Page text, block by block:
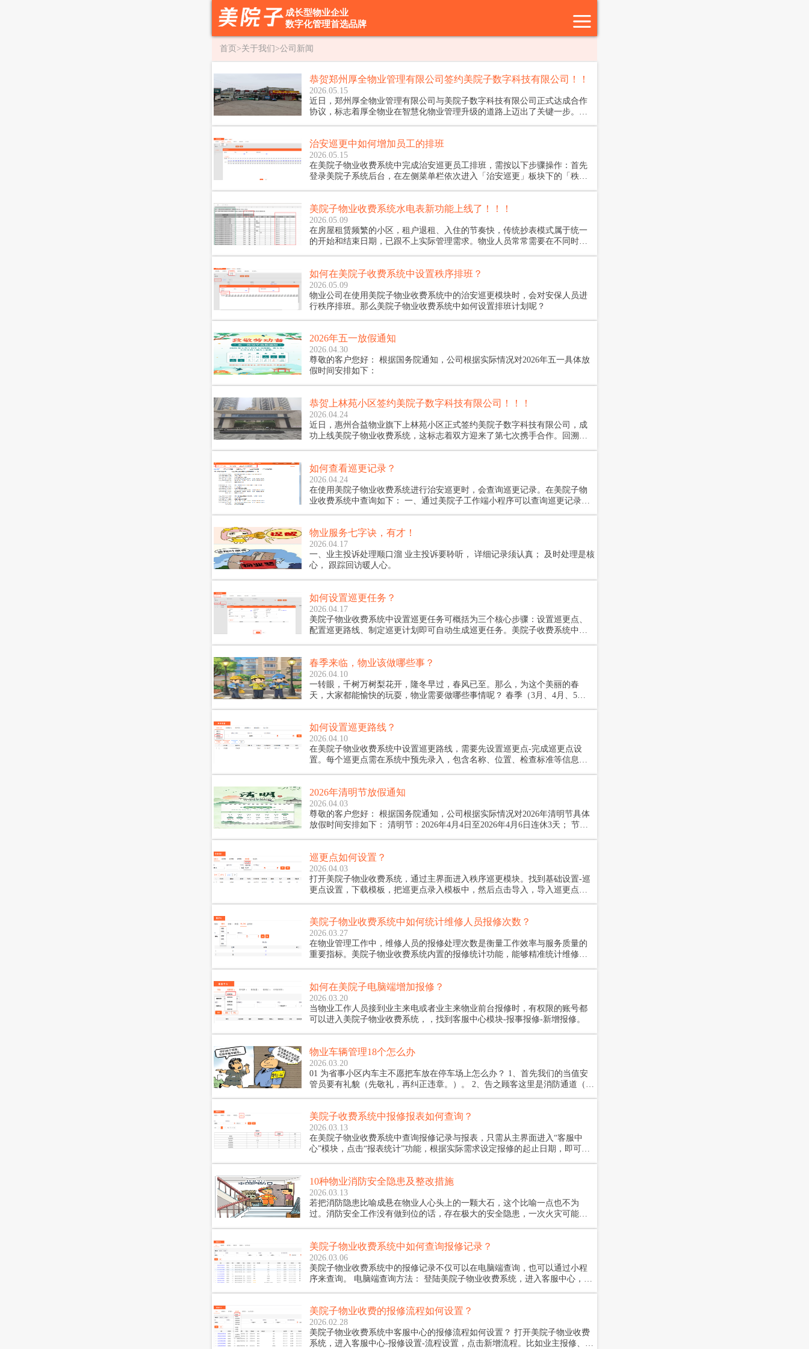
成长型物业企业
数字化管理首选品牌
首页 >关于我们 >公司新闻
恭贺郑州厚全物业管理有限公司签约美院子数字科技有限公司！！
2026.05.15
近日，郑州厚全物业管理有限公司与美院子数字科技有限公司正式达成合作
协议，标志着厚全物业在智慧化物业管理升级的道路上迈出了关键一步。此
治安巡更中如何增加员工的排班
2026.05.15
在美院子物业收费系统中完成治安巡更员工排班，需按以下步骤操作：首先
登录美院子系统后台，在左侧菜单栏依次进入「治安巡更」板块下的「秩序
可勾选「复制历史排班」选项快速生成基础排班表，无需从零开始设置。
美院子物业收费系统水电表新功能上线了！！！
2026.05.09
在房屋租赁频繁的小区，租户退租、入住的节奏快，传统抄表模式属于统一
的开始和结束日期，已跟不上实际管理需求。物业人员常常需要在不同时间
一痛点，美院子物业收费系统全新上线灵活抄表功能，打破固定日期限制，
让高频租赁场景下的水电抄表更高效。
如何在美院子收费系统中设置秩序排班？
2026.05.09
物业公司在使用美院子物业收费系统中的治安巡更模块时，会对安保人员进
行秩序排班。那么美院子物业收费系统中如何设置排班计划呢？
2026年五一放假通知
2026.04.30
尊敬的客户您好： 根据国务院通知，公司根据实际情况对2026年五一具体放
假时间安排如下：
恭贺上林苑小区签约美院子数字科技有限公司！！！
2026.04.24
近日，惠州合益物业旗下上林苑小区正式签约美院子数字科技有限公司，成
功上线美院子物业收费系统，这标志着双方迎来了第七次携手合作。回溯过
物业收费系统，这份长期稳定的合作，是合益物业对美院子专业能力与服务
品质的高度认可与信任，更是双方携手共进、互利共赢的有力见证。
如何查看巡更记录？
2026.04.24
在使用美院子物业收费系统进行治安巡更时，会查询巡更记录。在美院子物
业收费系统中查询如下： 一、通过美院子工作端小程序可以查询巡更记录，
物业服务七字诀，有才！
2026.04.17
一、业主投诉处理顺口溜 业主投诉要聆听， 详细记录须认真； 及时处理是核
心， 跟踪回访暖人心。
如何设置巡更任务？
2026.04.17
‌美院子物业收费系统中设置巡更任务可概括为三个核心步骤：设置巡更点、
配置巡更路线、制定巡更计划即可自动生成巡更任务‌。美院子收费系统中设
春季来临，物业该做哪些事？
2026.04.10
一转眼，千树万树梨花开，隆冬早过，春风已至。那么，为这个美丽的春
天，大家都能愉快的玩耍，物业需要做哪些事情呢？ 春季（3月、4月、5
如何设置巡更路线？
2026.04.10
‌在美院子物业收费系统中设置巡更路线，需要先设置巡更点-完成巡更点设
置。‌每个巡更点需在系统中预先录入，包含名称、位置、检查标准等信息，
2026年清明节放假通知
2026.04.03
尊敬的客户您好： 根据国务院通知，公司根据实际情况对2026年清明节具体
放假时间安排如下： 清明节：2026年4月4日至2026年4月6日连休3天； 节假
巡更点如何设置？
2026.04.03
打开美院子物业收费系统，通过主界面进入秩序巡更模块。找到基础设置-巡
更点设置，下载模板，把巡更点录入模板中，然后点击导入，导入巡更点，
美院子物业收费系统中如何统计维修人员报修次数？
2026.03.27
在物业管理工作中，维修人员的报修处理次数是衡量工作效率与服务质量的
重要指标。美院子物业收费系统内置的报修统计功能，能够精准统计维修人
如何在美院子电脑端增加报修？
2026.03.20
当物业工作人员接到业主来电或者业主来物业前台报修时，有权限的账号都
可以进入美院子物业收费系统，，找到客服中心模块-报事报修-新增报修。
物业车辆管理18个怎么办
2026.03.20
01 为省事小区内车主不愿把车放在停车场上怎么办？ 1、首先我们的当值安
管员要有礼貌（先敬礼，再纠正违章。）。 2、告之顾客这里是消防通道（除
诚的感谢。 5、作为安管员若顾客确实不听劝阻的，及时向领班汇报。
美院子收费系统中报修报表如何查询？
2026.03.13
在美院子物业收费系统中查询报修记录与报表，只需从主界面进入“客服中
心”模块，点击“报表统计”功能，根据实际需求设定报修的起止日期，即可快
10种物业消防安全隐患及整改措施
2026.03.13
若把消防隐患比喻成悬在物业人心头上的一颗大石，这个比喻一点也不为
过。消防安全工作没有做到位的话，存在极大的安全隐患，一次火灾可能就
在以下消防隐患。
美院子物业收费系统中如何查询报修记录？
2026.03.06
美院子物业收费系统中的报修记录不仅可以在电脑端查询，也可以通过小程
序来查询。 电脑端查询方法： 登陆美院子物业收费系统，进入客服中心，找
美院子物业收费的报修流程如何设置？
2026.02.28
美院子物业收费系统中客服中心的报修流程如何设置？ 打开美院子物业收费
系统，进入客服中心-报修设置-流程设置，点击新增流程。比如业主报修、公